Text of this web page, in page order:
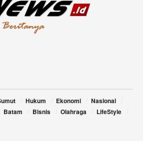
Hukum Ekonomi
Nasional
Batam Bisnis Olahraga
LifeStyle